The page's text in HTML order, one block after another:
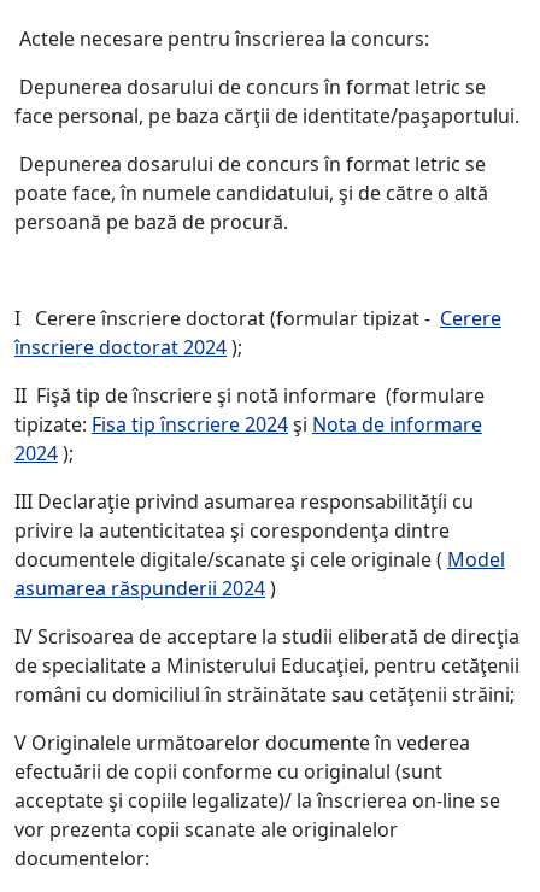
Actele necesare pentru înscrierea la concurs:
Depunerea dosarului de concurs în format letric se
face personal, pe baza cărţii de identitate/paşaportului.
Depunerea dosarului de concurs în format letric se
poate face, în numele candidatului, şi de către o altă
persoană pe bază de procură.
I Cerere înscriere doctorat (formular tipizat - Cerere
înscriere doctorat 2024);
II Fişă tip de înscriere şi notă informare (formulare
tipizate: Fisa tip înscriere 2024şi Nota de informare
2024);
III Declaraţie privind asumarea responsabilităţíi cu
privire la autenticitatea şi corespondenţa dintre
documentele digitale/scanate şi cele originale ( Model
asumarea răspunderii 2024)
IV Scrisoarea de acceptare la studii eliberată de direcţia
de specialitate a Ministerului Educaţiei, pentru cetăţenii
români cu domiciliul în străinătate sau cetăţenii străini;
V Originalele următoarelor documente în vederea
efectuării de copii conforme cu originalul (sunt
acceptate şi copiile legalizate)/ la înscrierea on-line se
vor prezenta copii scanate ale originalelor
documentelor: